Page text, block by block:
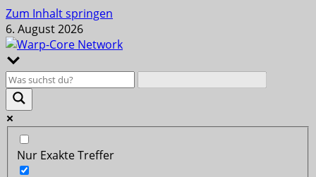
Zum Inhalt springen
6. August 2026
Nur Exakte Treffer